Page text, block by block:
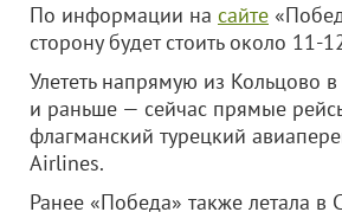
По информации на сайте
сторону будет стоить около 11-
Улететь напрямую из Кольцово
и раньше — сейчас прямые
флагманский турецкий
Airlines.
Ранее «Победа» также летала в